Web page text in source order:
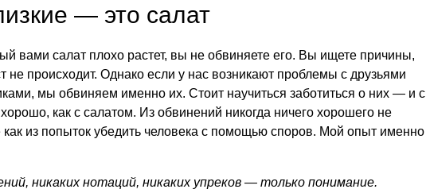
— это салат
вами салат плохо растет, вы не обвиняете его. Вы ищете причины,
не происходит. Однако если у нас возникают проблемы с друзьями
мы обвиняем именно их. Стоит научиться заботиться о них — и с
как с салатом. Из обвинений никогда ничего хорошего не
как из попыток убедить человека с помощью споров. Мой опыт именно
никаких нотаций, никаких упреков — только понимание.